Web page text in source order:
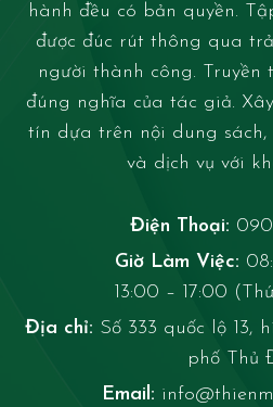
hành đều có bản quyền.
được đúc rút thông qua
người thành công. Truyền
đúng nghĩa của tác giả.
tín dựa trên nội dung sách,
và dịch vụ với
Điện Thoại: 090
Giờ Làm Việc:
13:00 – 17:00
Địa chỉ: Số 333 quốc lộ 13,
phố Thủ
Email: